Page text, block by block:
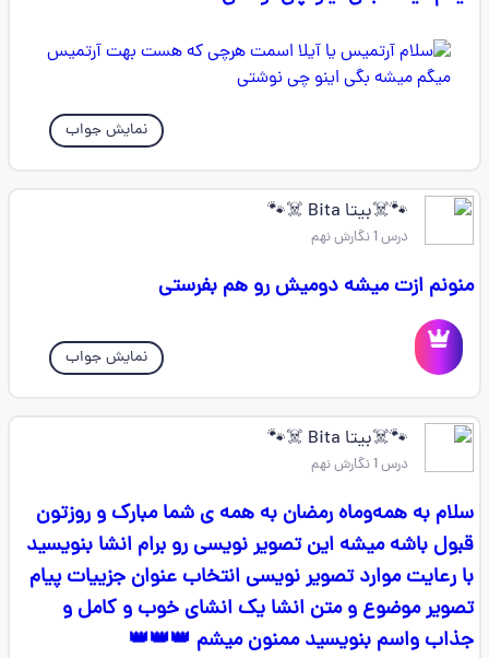
نمایش جواب
🐾☠️بیتا Bita ☠️🐾
درس 1 نگارش نهم
منونم ازت میشه دومیش رو هم بفرستی
نمایش جواب
🐾☠️بیتا Bita ☠️🐾
درس 1 نگارش نهم
سلام به همه‌وماه رمضان به همه ی شما مبارک و روزتون
قبول باشه میشه این تصویر نویسی رو برام انشا بنویسید
با رعایت موارد تصویر نویسی انتخاب عنوان جزییات پیام
تصویر موضوع و متن انشا یک انشای خوب و کامل و
جذاب واسم بنویسید ممنون میشم 👑👑👑